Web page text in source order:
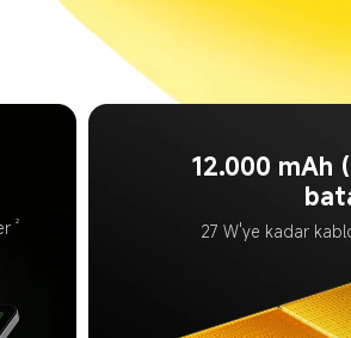
2
12.000 mAh
27 W'ye kadar